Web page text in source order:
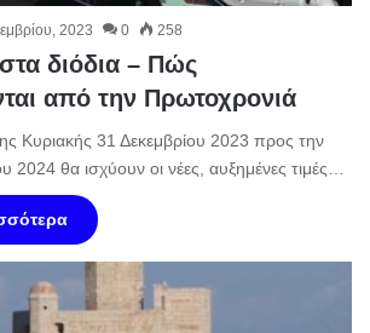
2023 0 258
στα διόδια – Πώς
από την Πρωτοχρονιά
Κυριακής 31 Δεκεμβρίου 2023 προς την
2024 θα ισχύουν οι νέες, αυξημένες τιμές…